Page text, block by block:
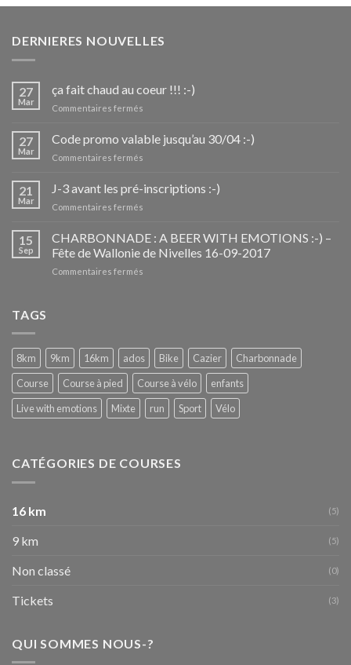
DERNIERES NOUVELLES
27
Mar
ça fait chaud au coeur !!! :-)
Commentaires fermés
fait
chaud
!!!
27
Mar
Code promo valable jusqu’au 30/04 :-)
Commentaires fermés
promo
valable
:-)
21
Mar
J-3 avant les pré-inscriptions :-)
Commentaires fermés
3
avant
les
15
Sep
CHARBONNADE : A BEER WITH EMOTIONS :-) –
Fête de Wallonie de Nivelles 16-09-2017
Commentaires fermés
EMOTIONS
:-)
–
Fête
Wallonie
16-
09-
TAGS
8km 9km 16km ados Bike Cazier
Charbonnade
Course
Course à pied Course à vélo
enfants
Live with emotions
Mixte run Sport Vélo
CATÉGORIES DE COURSES
16 km (5)
9 km (5)
Non classé (0)
Tickets (3)
QUI SOMMES NOUS-?